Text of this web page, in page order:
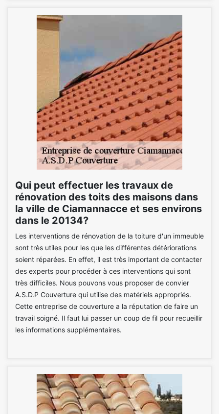
Qui peut effectuer les travaux de
rénovation des toits des maisons dans
la ville de Ciamannacce et ses environs
dans le 20134?
Les interventions de rénovation de la toiture d'un immeuble
sont très utiles pour les que les différentes détériorations
soient réparées. En effet, il est très important de contacter
des experts pour procéder à ces interventions qui sont
très difficiles. Nous pouvons vous proposer de convier
A.S.D.P Couverture qui utilise des matériels appropriés.
Cette entreprise de couverture a la réputation de faire un
travail soigné. Il faut lui passer un coup de fil pour recueillir
les informations supplémentaires.